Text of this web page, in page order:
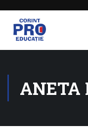
ANETA